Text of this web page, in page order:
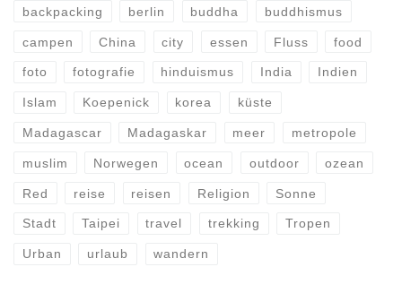
backpacking berlin buddha buddhismus
campen China city essen Fluss food
foto fotografie hinduismus India Indien
Islam Koepenick korea küste
Madagascar Madagaskar meer metropole
muslim Norwegen ocean outdoor ozean
Red reise reisen Religion Sonne
Stadt Taipei travel trekking Tropen
Urban urlaub wandern